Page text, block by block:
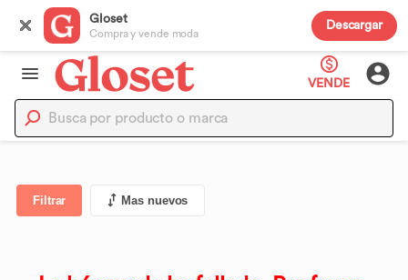
Gloset
Compra y vende moda
Descargar
VENDE
Filtrar Mas nuevos